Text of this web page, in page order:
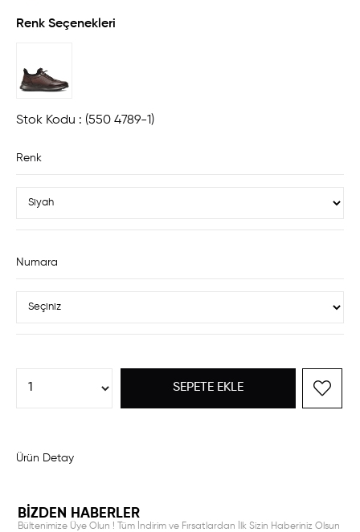
Renk Seçenekleri
Stok Kodu (550 4789-1)
Renk
Numara
Ürün Detay
BİZDEN HABERLER
Bültenimize Üye Olun ! Tüm İndirim ve Fırsatlardan İlk Sizin Haberiniz Olsun